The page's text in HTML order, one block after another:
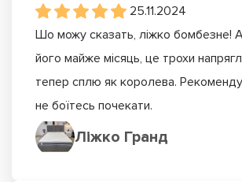
25.11.2024
Шо можу сказать, ліжко бомбезне!
його майже місяць, це трохи
тепер сплю як королева.
не боїтесь почекати.
Ліжко Гранд